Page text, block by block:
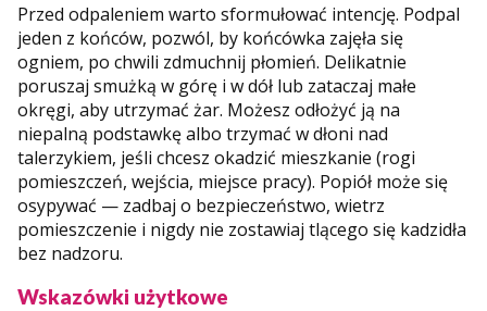
Przed odpaleniem warto sformułować intencję. Podpal
jeden z końców, pozwól, by końcówka zajęła się
ogniem, po chwili zdmuchnij płomień. Delikatnie
poruszaj smużką w górę i w dół lub zataczaj małe
okręgi, aby utrzymać żar. Możesz odłożyć ją na
niepalną podstawkę albo trzymać w dłoni nad
talerzykiem, jeśli chcesz okadzić mieszkanie (rogi
pomieszczeń, wejścia, miejsce pracy). Popiół może się
osypywać — zadbaj o bezpieczeństwo, wietrz
pomieszczenie i nigdy nie zostawiaj tlącego się kadzidła
bez nadzoru.
Wskazówki użytkowe